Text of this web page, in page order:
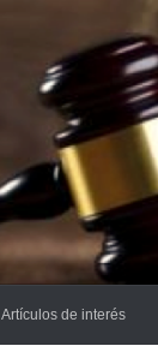
Artículos de interés